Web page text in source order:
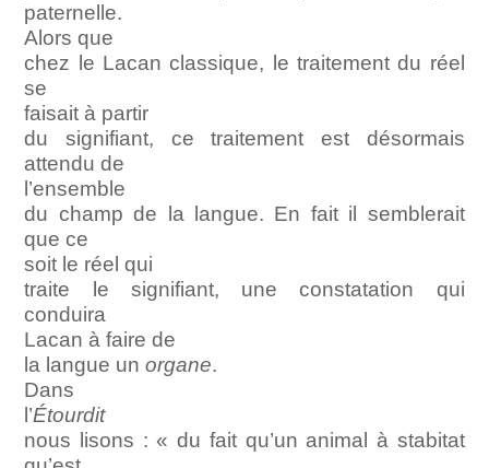
paternelle.
Alors que
chez le Lacan classique, le traitement du réel
se
faisait à partir
du signifiant, ce traitement est désormais
attendu de
l’ensemble
du champ de la langue. En fait il semblerait
que ce
soit le réel qui
traite le signifiant, une constatation qui
conduira
Lacan à faire de
la langue unorgane.
Dans
l’Étourdit
nous lisons : « du fait qu’un animal à stabitat